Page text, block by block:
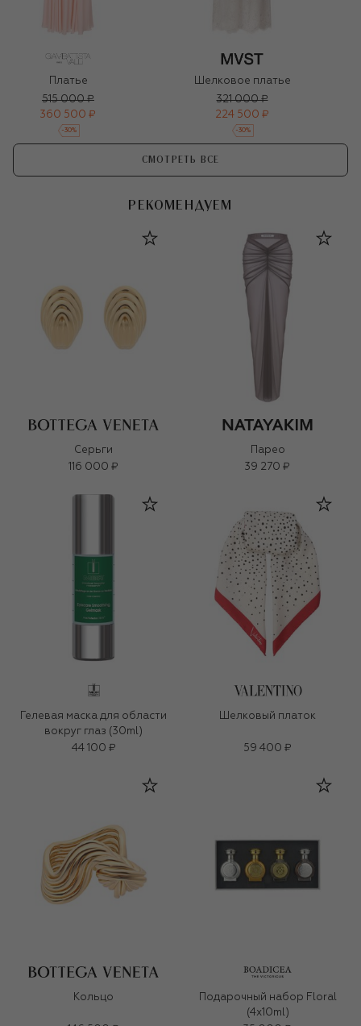
Платье
515 000 ₽
360 500 ₽
-30%
Шелковое платье
321 000 ₽
224 500 ₽
-30%
СМОТРЕТЬ ВСЕ
РЕКОМЕНДУЕМ
Серьги
116 000 ₽
Парео
39 270 ₽
Гелевая маска для области
вокруг глаз (30ml)
44 100 ₽
Шелковый платок
59 400 ₽
Кольцо
Подарочный набор Floral
(4x10ml)